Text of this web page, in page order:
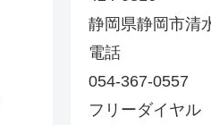
静岡県静岡市清
電話
054-367-0557
フリーダイヤル